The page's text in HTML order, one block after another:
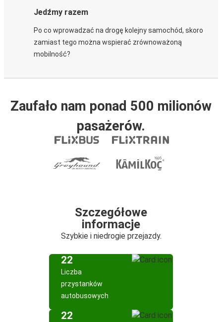
Jedźmy razem
Po co wprowadzać na drogę kolejny samochód, skoro
zamiast tego można wspierać zrównoważoną
mobilność?
Zaufało nam ponad 500 milionów
pasażerów.
Szczegółowe
informacje
Szybkie i niedrogie przejazdy.
22
Liczba
przystanków
autobusowych
22